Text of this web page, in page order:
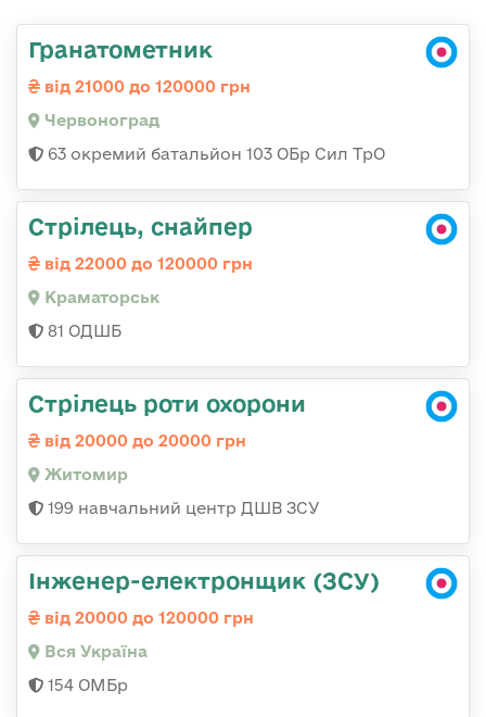
Гранатометник
від 21000 до 120000 грн
Червоноград
63 окремий батальйон 103 ОБр Сил ТрО
Стрілець, снайпер
від 22000 до 120000 грн
Краматорськ
81 ОДШБ
Стрілець роти охорони
від 20000 до 20000 грн
Житомир
199 навчальний центр ДШВ ЗСУ
Інженер-електронщик (ЗСУ)
від 20000 до 120000 грн
Вся Україна
154 ОМБр